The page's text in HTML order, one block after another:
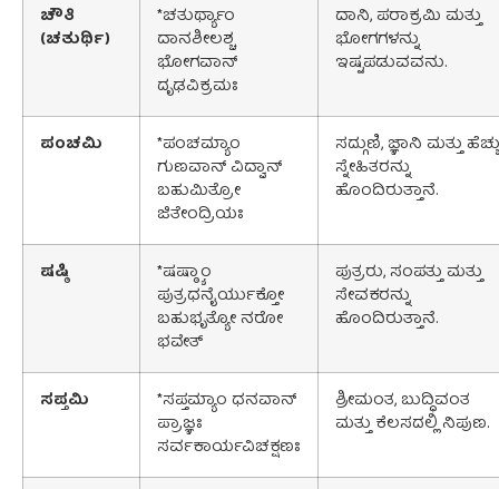
ಚೌತಿ
(ಚತುರ್ಥಿ)
*ಚತುರ್ಥ್ಯಾಂ
ದಾನಶೀಲಶ್ಚ
ಭೋಗವಾನ್
ದೃಢವಿಕ್ರಮಃ
ದಾನಿ, ಪರಾಕ್ರಮಿ ಮತ್ತು
ಭೋಗಗಳನ್ನು
ಇಷ್ಟಪಡುವವನು.
ಪಂಚಮಿ
*ಪಂಚಮ್ಯಾಂ
ಗುಣವಾನ್ ವಿದ್ವಾನ್
ಬಹುಮಿತ್ರೋ
ಜಿತೇಂದ್ರಿಯಃ
ಸದ್ಗುಣಿ, ಜ್ಞಾನಿ ಮತ್ತು ಹೆಚ್ಚು
ಸ್ನೇಹಿತರನ್ನು
ಹೊಂದಿರುತ್ತಾನೆ.
ಷಷ್ಠಿ
*ಷಷ್ಠ್ಯಾಂ
ಪುತ್ರಧನೈರ್ಯುಕ್ತೋ
ಬಹುಭೃತ್ಯೋ ನರೋ
ಭವೇತ್
ಪುತ್ರರು, ಸಂಪತ್ತು ಮತ್ತು
ಸೇವಕರನ್ನು
ಹೊಂದಿರುತ್ತಾನೆ.
ಸಪ್ತಮಿ
*ಸಪ್ತಮ್ಯಾಂ ಧನವಾನ್
ಪ್ರಾಜ್ಞಃ
ಸರ್ವಕಾರ್ಯವಿಚಕ್ಷಣಃ
ಶ್ರೀಮಂತ, ಬುದ್ಧಿವಂತ
ಮತ್ತು ಕೆಲಸದಲ್ಲಿ ನಿಪುಣ.